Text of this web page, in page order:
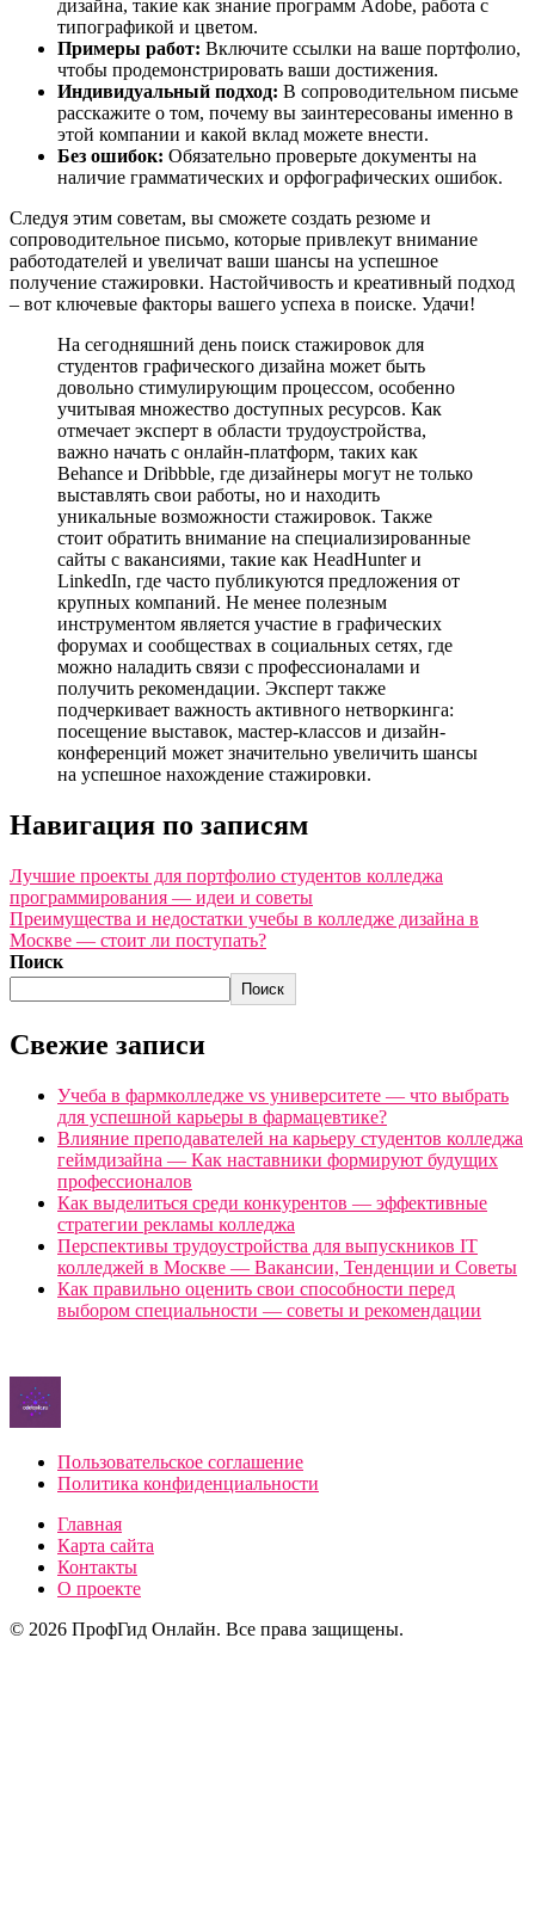
дизайна, такие как знание программ Adobe, работа с
типографикой и цветом.
Примеры работ: Включите ссылки на ваше портфолио,
чтобы продемонстрировать ваши достижения.
Индивидуальный подход: В сопроводительном письме
расскажите о том, почему вы заинтересованы именно в
этой компании и какой вклад можете внести.
Без ошибок: Обязательно проверьте документы на
наличие грамматических и орфографических ошибок.
Следуя этим советам, вы сможете создать резюме и
сопроводительное письмо, которые привлекут внимание
работодателей и увеличат ваши шансы на успешное
получение стажировки. Настойчивость и креативный подход
– вот ключевые факторы вашего успеха в поиске. Удачи!
На сегодняшний день поиск стажировок для
студентов графического дизайна может быть
довольно стимулирующим процессом, особенно
учитывая множество доступных ресурсов. Как
отмечает эксперт в области трудоустройства,
важно начать с онлайн-платформ, таких как
Behance и Dribbble, где дизайнеры могут не только
выставлять свои работы, но и находить
уникальные возможности стажировок. Также
стоит обратить внимание на специализированные
сайты с вакансиями, такие как HeadHunter и
LinkedIn, где часто публикуются предложения от
крупных компаний. Не менее полезным
инструментом является участие в графических
форумах и сообществах в социальных сетях, где
можно наладить связи с профессионалами и
получить рекомендации. Эксперт также
подчеркивает важность активного нетворкинга:
посещение выставок, мастер-классов и дизайн-
конференций может значительно увеличить шансы
на успешное нахождение стажировки.
Навигация по записям
Лучшие проекты для портфолио студентов колледжа
программирования — идеи и советы
Преимущества и недостатки учебы в колледже дизайна в
Москве — стоит ли поступать?
Поиск
Поиск
Свежие записи
Учеба в фармколледже vs университете — что выбрать
для успешной карьеры в фармацевтике?
Влияние преподавателей на карьеру студентов колледжа
геймдизайна — Как наставники формируют будущих
профессионалов
Как выделиться среди конкурентов — эффективные
стратегии рекламы колледжа
Перспективы трудоустройства для выпускников IT
колледжей в Москве — Вакансии, Тенденции и Советы
Как правильно оценить свои способности перед
выбором специальности — советы и рекомендации
Пользовательское соглашение
Политика конфиденциальности
Главная
Карта сайта
Контакты
О проекте
© 2026 ПрофГид Онлайн. Все права защищены.